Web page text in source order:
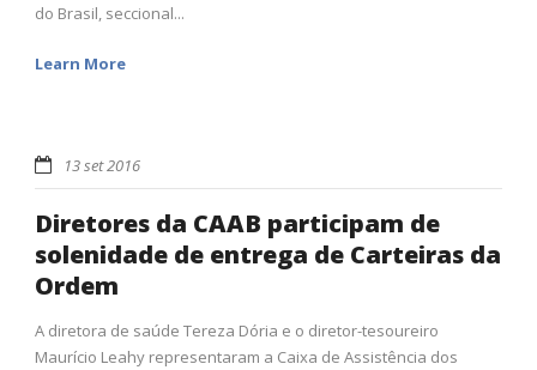
do Brasil, seccional...
Learn More
13 set 2016
Diretores da CAAB participam de
solenidade de entrega de Carteiras da
Ordem
A diretora de saúde Tereza Dória e o diretor-tesoureiro
Maurício Leahy representaram a Caixa de Assistência dos